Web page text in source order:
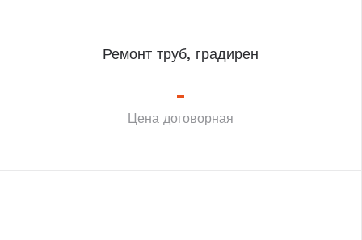
Ремонт труб, градирен
Цена договорная